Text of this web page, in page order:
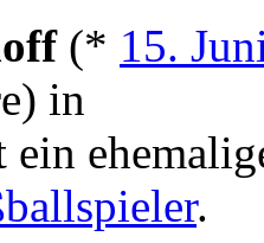
(* 15.
in
.